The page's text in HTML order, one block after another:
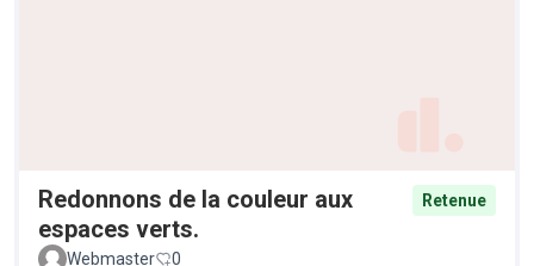
Redonnons de la couleur aux
espaces verts.
Retenue
Webmaster 0